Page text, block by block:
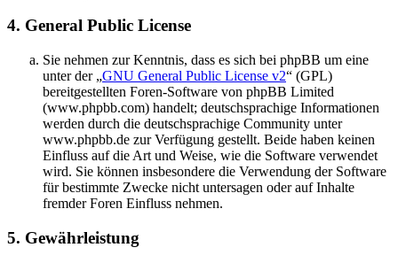
4. General Public License
Sie nehmen zur Kenntnis, dass es sich bei phpBB um eine
unter der „GNU General Public License v2“ (GPL)
bereitgestellten Foren-Software von phpBB Limited
(www.phpbb.com) handelt; deutschsprachige Informationen
werden durch die deutschsprachige Community unter
www.phpbb.de zur Verfügung gestellt. Beide haben keinen
Einfluss auf die Art und Weise, wie die Software verwendet
wird. Sie können insbesondere die Verwendung der Software
für bestimmte Zwecke nicht untersagen oder auf Inhalte
fremder Foren Einfluss nehmen.
5. Gewährleistung